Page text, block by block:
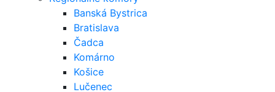
Banská Bystrica
Bratislava
Čadca
Komárno
Košice
Lučenec